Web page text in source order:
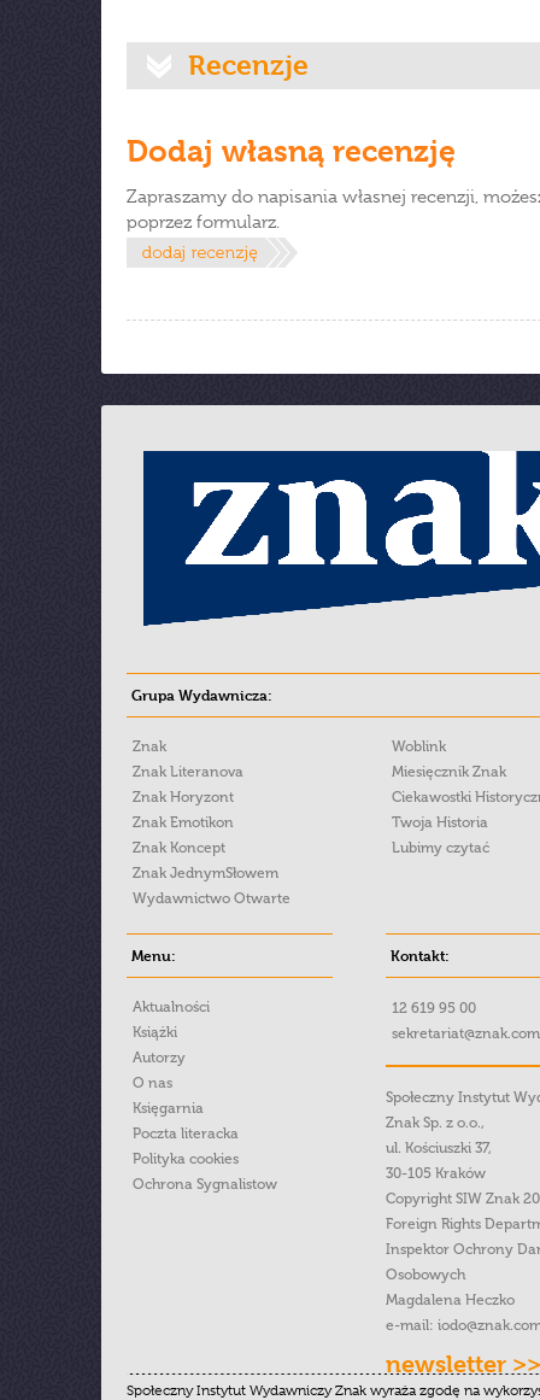
Recenzje
Dodaj własną recenzję
Zapraszamy do napisania własnej recenzji,
poprzez formularz.
Grupa Wydawnicza:
Znak
Znak Literanova
Znak Horyzont
Znak Emotikon
Znak Koncept
Znak JednymSłowem
Wydawnictwo Otwarte
Woblink
Miesięcznik Znak
Ciekawostki
Twoja Historia
Lubimy czytać
Menu:
Aktualności
Książki
Autorzy
O nas
Księgarnia
Poczta literacka
Polityka cookies
Ochrona Sygnalistow
Kontakt:
12 619 95 00
Społeczny Instytut
Znak Sp. z o.o.,
ul. Kościuszki 37,
30-105 Kraków
Copyright SIW Znak
Foreign Rights
Inspektor Ochrony
Osobowych
Magdalena Heczko
e-mail:
newsletter >>
Społeczny Instytut Wydawniczy Znak wyraża zgodę na